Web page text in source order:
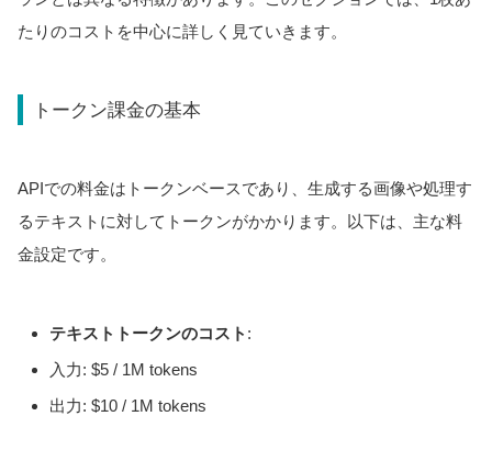
たりのコストを中心に詳しく見ていきます。
トークン課金の基本
APIでの料金はトークンベースであり、生成する画像や処理す
るテキストに対してトークンがかかります。以下は、主な料
金設定です。
テキストトークンのコスト :
入力: $5 / 1M tokens
出力: $10 / 1M tokens